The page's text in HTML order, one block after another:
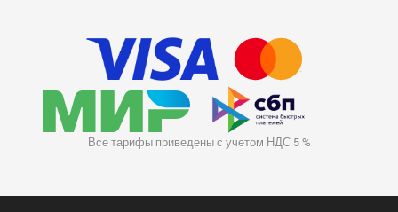
Все тарифы приведены с учетом НДС 5 %